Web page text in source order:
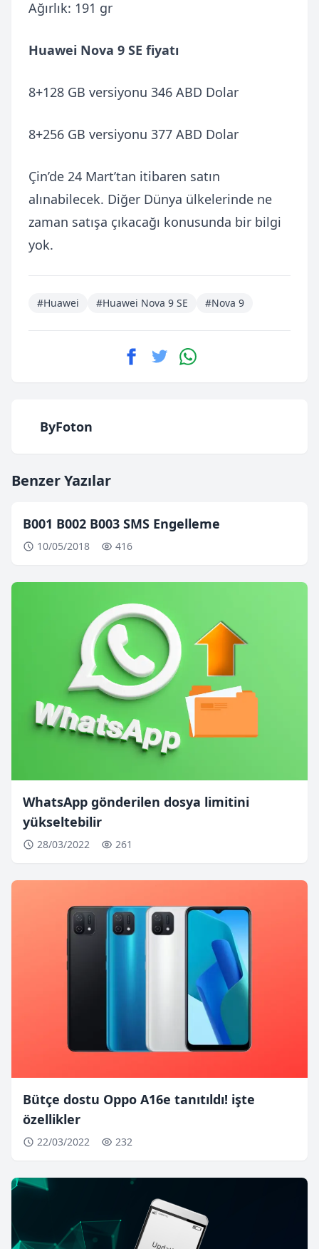
Ağırlık: 191 gr
Huawei Nova 9 SE fiyatı
8+128 GB versiyonu 346 ABD Dolar
8+256 GB versiyonu 377 ABD Dolar
Çin’de 24 Mart’tan itibaren satın
alınabilecek. Diğer Dünya ülkelerinde ne
zaman satışa çıkacağı konusunda bir bilgi
yok.
#Huawei #Huawei Nova 9 SE #Nova 9
ByFoton
Benzer Yazılar
B001 B002 B003 SMS Engelleme
10/05/2018 416
WhatsApp gönderilen dosya limitini
yükseltebilir
28/03/2022 261
Bütçe dostu Oppo A16e tanıtıldı! işte
özellikler
22/03/2022 232